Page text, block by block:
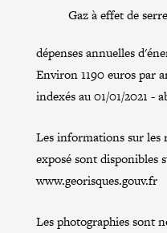
Gaz à effet de serre
dépenses annuelles
Environ 1190 euros par
indexés au 01/01/2021 -
Les informations sur les
exposé sont disponibles
www.georisques.gouv.fr
Les photographies sont